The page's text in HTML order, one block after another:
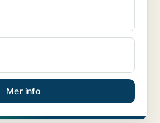
Mer info